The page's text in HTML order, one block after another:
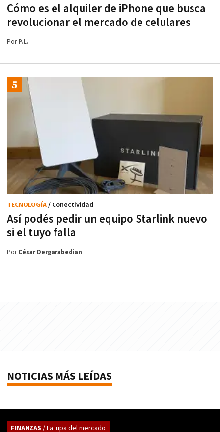
Cómo es el alquiler de iPhone que busca
revolucionar el mercado de celulares
PorP.L.
Así podés pedir un equipo Starlink nuevo
si el tuyo falla
TECNOLOGÍA/ Conectividad
PorCésar Dergarabedian
NOTICIAS MÁS LEÍDAS
FINANZAS / La lupa del mercado